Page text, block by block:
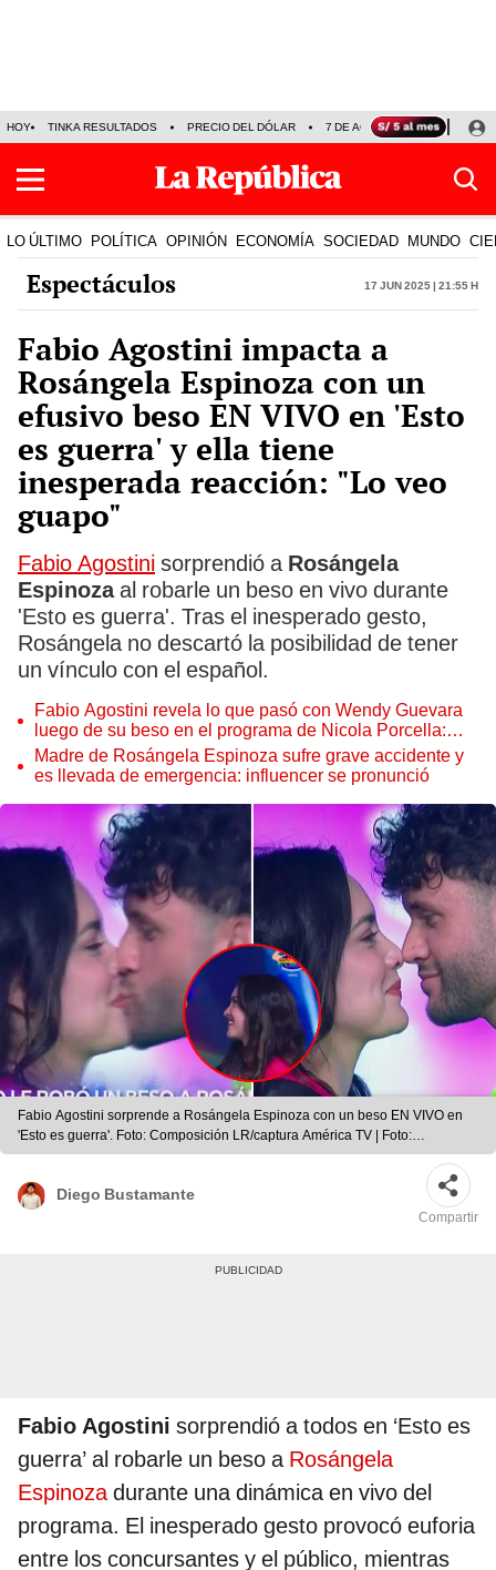
HOY TINKA RESULTADOS PRECIO DEL DÓLAR 7 DE AGOSTO OLLANTA
LO ÚLTIMO POLÍTICA OPINIÓN ECONOMÍA SOCIEDAD MUNDO
Espectáculos 17 Jun 2025 | 21:55 h
Fabio Agostini impacta a
Rosángela Espinoza con un
efusivo beso EN VIVO en 'Esto
es guerra' y ella tiene
inesperada reacción: "Lo veo
guapo"
Fabio Agostini sorprendió a Rosángela
Espinozaal robarle un beso en vivo durante
'Esto es guerra'. Tras el inesperado gesto,
Rosángela no descartó la posibilidad de tener
un vínculo con el español.
Fabio Agostini revela lo que pasó con Wendy Guevara
luego de su beso en el programa de Nicola Porcella:
"Salimos"
Madre de Rosángela Espinoza sufre grave accidente y
es llevada de emergencia: influencer se pronunció
Fabio Agostini sorprende a Rosángela Espinoza con un beso EN VIVO en
'Esto es guerra'. Foto: Composición LR/captura América TV | Foto:
Composición LR/captura América TV
Diego Bustamante
Compartir
Fabio Agostini sorprendió a todos en ‘Esto es
guerra’ al robarle un beso a Rosángela
Espinozadurante una dinámica en vivo del
programa. El inesperado gesto provocó euforia
entre los concursantes y el público, mientras